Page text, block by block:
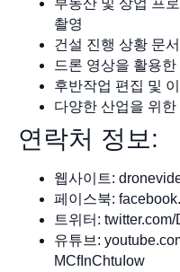
부동산 및 상업 프
촬영
건설 진행 상황 문
드론 영상을 활용
후반작업 편집 및
다양한 산업을 위
연락처 정보:
웹사이트:
페이스북:
트위터:
유튜브:
MCfInChtuIow